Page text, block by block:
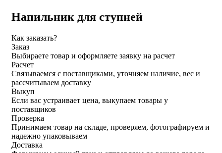
Напильник для ступней
Как заказать?
Заказ
Выбираете товар и оформляете заявку на расчет
Расчет
Связываемся с поставщиками, уточняем наличие, вес и
рассчитываем доставку
Выкуп
Если вас устраивает цена, выкупаем товары у
поставщиков
Проверка
Принимаем товар на складе, проверяем, фотографируем и
надежно упаковываем
Доставка